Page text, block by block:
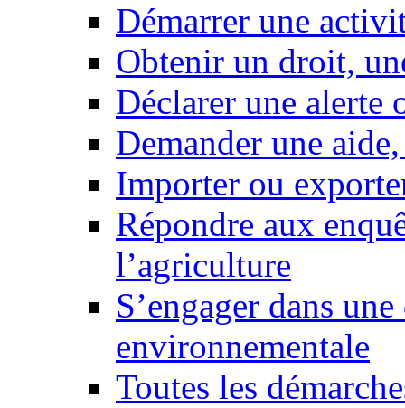
Démarrer une
Obtenir un droit,
Déclarer une alerte
Demander une
Importer ou
Répondre aux
l’agriculture
S’engager dans
environnementale
Toutes les